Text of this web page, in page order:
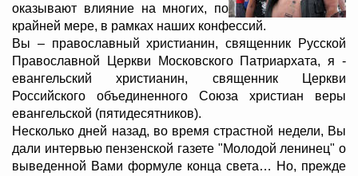
оказывают влияние на многих, по
крайней мере, в рамках наших конфессий.
Вы – православный христианин, священник Русской
Православной Церкви Московского Патриархата, я -
евангельский христианин, священник Церкви
Российского объединенного Союза христиан веры
евангельской (пятидесятников).
Несколько дней назад, во время страстной недели, Вы
дали интервью пензенской газете "Молодой ленинец" о
выведенной Вами формуле конца света… Но, прежде